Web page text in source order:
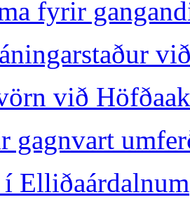
fyrir
við
gagnvart
Elliðaárdalnum